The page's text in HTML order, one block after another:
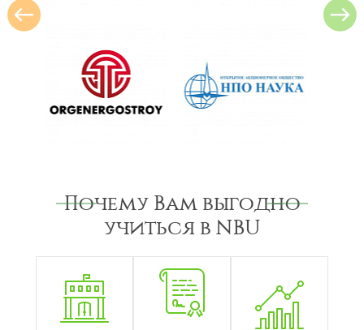
Почему Вам выгодно
учиться в NBU